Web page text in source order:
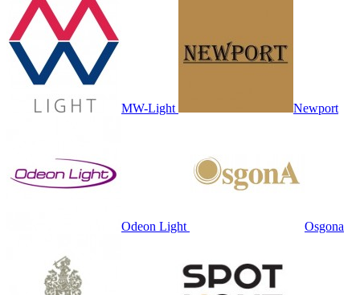
MW-Light Newport
Odeon Light Osgona